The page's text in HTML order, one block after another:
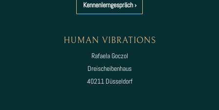
Kennenlerngespräch ›
HUMAN VIBRATIONS
Rafaela Goczol
Dreischeibenhaus
40211 Düsseldorf